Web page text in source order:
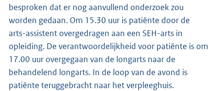
besproken dat er nog aanvullend onderzoek zou
worden gedaan. Om 15.30 uur is patiënte door de
arts-assistent overgedragen aan een SEH-arts in
opleiding. De verantwoordelijkheid voor patiënte is om
17.00 uur overgegaan van de longarts naar de
behandelend longarts. In de loop van de avond is
patiënte teruggebracht naar het verpleeghuis.